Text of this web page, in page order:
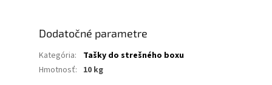
Dodatočné parametre
Kategória:
Tašky do strešného boxu
Hmotnosť: 10 kg